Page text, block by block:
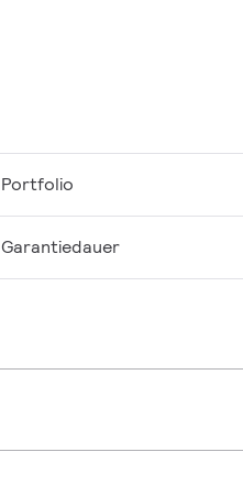
Portfolio
Garantiedauer